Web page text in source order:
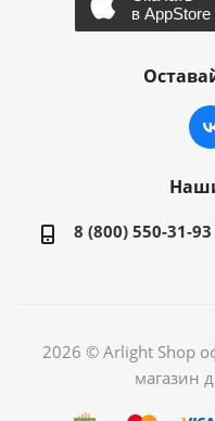
8 (800) 550-31-93
2026 © Arlight Shop
магазин